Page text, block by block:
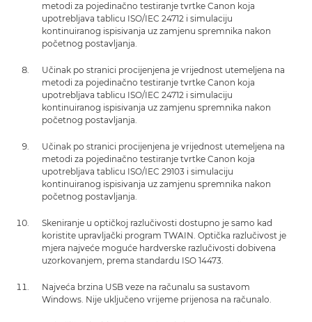
metodi za pojedinačno testiranje tvrtke Canon koja
upotrebljava tablicu ISO/IEC 24712 i simulaciju
kontinuiranog ispisivanja uz zamjenu spremnika nakon
početnog postavljanja.
Učinak po stranici procijenjena je vrijednost utemeljena na
metodi za pojedinačno testiranje tvrtke Canon koja
upotrebljava tablicu ISO/IEC 24712 i simulaciju
kontinuiranog ispisivanja uz zamjenu spremnika nakon
početnog postavljanja.
Učinak po stranici procijenjena je vrijednost utemeljena na
metodi za pojedinačno testiranje tvrtke Canon koja
upotrebljava tablicu ISO/IEC 29103 i simulaciju
kontinuiranog ispisivanja uz zamjenu spremnika nakon
početnog postavljanja.
Skeniranje u optičkoj razlučivosti dostupno je samo kad
koristite upravljački program TWAIN. Optička razlučivost je
mjera najveće moguće hardverske razlučivosti dobivena
uzorkovanjem, prema standardu ISO 14473.
Najveća brzina USB veze na računalu sa sustavom
Windows. Nije uključeno vrijeme prijenosa na računalo.